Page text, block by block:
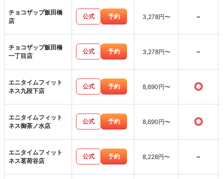
チョコザップ飯田橋
店
公式 予約 3,278円〜 -
チョコザップ飯田橋
一丁目店
公式 予約 3,278円〜 -
エニタイムフィット
ネス九段下店
公式 予約 8,690円〜 ○
エニタイムフィット
ネス御茶ノ水店
公式 予約 8,690円〜 ○
エニタイムフィット
ネス茗荷谷店
公式 予約 8,228円〜 -